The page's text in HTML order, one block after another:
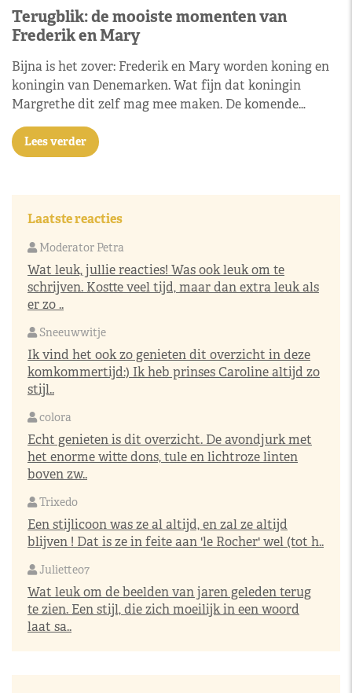
Terugblik: de mooiste momenten van
Frederik en Mary
Bijna is het zover: Frederik en Mary worden koning en
koningin van Denemarken. Wat fijn dat koningin
Margrethe dit zelf mag mee maken. De komende…
Lees verder
Laatste reacties
Moderator Petra
Wat leuk, jullie reacties! Was ook leuk om te
schrijven. Kostte veel tijd, maar dan extra leuk als
er zo ..
Sneeuwwitje
Ik vind het ook zo genieten dit overzicht in deze
komkommertijd:) Ik heb prinses Caroline altijd zo
stijl..
colora
Echt genieten is dit overzicht. De avondjurk met
het enorme witte dons, tule en lichtroze linten
boven zw..
Trixedo
Een stijlicoon was ze al altijd, en zal ze altijd
blijven ! Dat is ze in feite aan 'le Rocher' wel (tot h..
Juliette07
Wat leuk om de beelden van jaren geleden terug
te zien. Een stijl, die zich moeilijk in een woord
laat sa..